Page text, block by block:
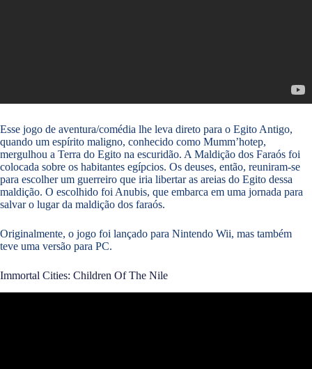
Esse jogo de aventura/comédia lhe leva direto para o Egito Antigo,
quando um espírito maligno, conhecido como Mumm’hotep,
mergulhou a Terra do Egito na escuridão. A Maldição dos Faraós foi
colocada sobre os habitantes egípcios. Os deuses, então, reuniram-se
para escolher um guerreiro que iria libertar as areias do Egito dessa
maldição. O escolhido foi Anubis, que embarca em uma jornada para
salvar o lugar da maldição dos faraós.
Originalmente, o jogo foi lançado para Nintendo Wii, mas também
teve uma versão para PC.
Immortal Cities: Children Of The Nile